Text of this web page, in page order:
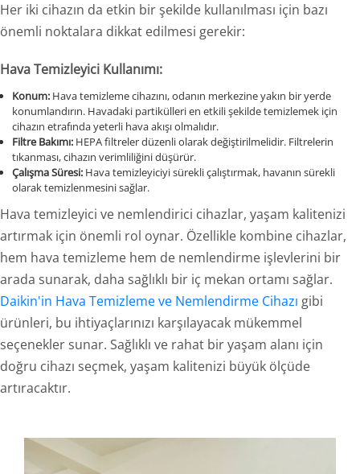
Her iki cihazın da etkin bir şekilde kullanılması için bazı
önemli noktalara dikkat edilmesi gerekir:
Hava Temizleyici Kullanımı:
Konum: Hava temizleme cihazını, odanın merkezine yakın bir yerde
konumlandırın. Havadaki partikülleri en etkili şekilde temizlemek için
cihazın etrafında yeterli hava akışı olmalıdır.
Filtre Bakımı: HEPA filtreler düzenli olarak değiştirilmelidir. Filtrelerin
tıkanması, cihazın verimliliğini düşürür.
Çalışma Süresi: Hava temizleyiciyi sürekli çalıştırmak, havanın sürekli
olarak temizlenmesini sağlar.
Hava temizleyici ve nemlendirici cihazlar, yaşam kalitenizi
artırmak için önemli rol oynar. Özellikle kombine cihazlar,
hem hava temizleme hem de nemlendirme işlevlerini bir
arada sunarak, daha sağlıklı bir iç mekan ortamı sağlar.
Daikin'in Hava Temizleme ve Nemlendirme Cihazı gibi
ürünleri, bu ihtiyaçlarınızı karşılayacak mükemmel
seçenekler sunar. Sağlıklı ve rahat bir yaşam alanı için
doğru cihazı seçmek, yaşam kalitenizi büyük ölçüde
artıracaktır.